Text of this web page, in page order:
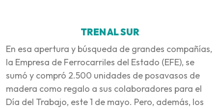
TREN AL SUR
En esa apertura y búsqueda de grandes compañías,
la Empresa de Ferrocarriles del Estado (EFE), se
sumó y compró 2.500 unidades de posavasos de
madera como regalo a sus colaboradores para el
Día del Trabajo, este 1 de mayo. Pero, además, los